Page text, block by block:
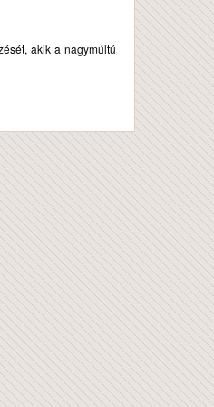
akik a nagymúltú